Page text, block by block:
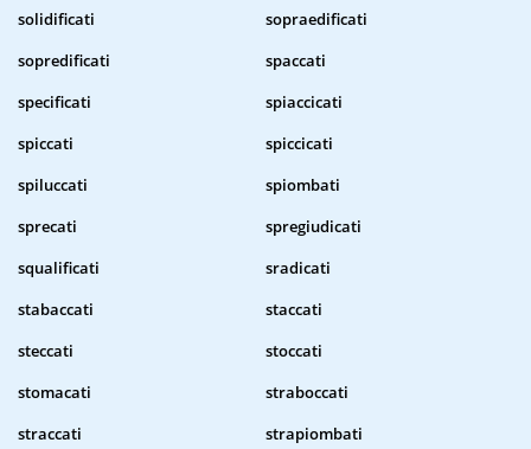
solidificati
sopraedificati
sopredificati
spaccati
specificati
spiaccicati
spiccati
spiccicati
spiluccati
spiombati
sprecati
spregiudicati
squalificati
sradicati
stabaccati
staccati
steccati
stoccati
stomacati
straboccati
straccati
strapiombati